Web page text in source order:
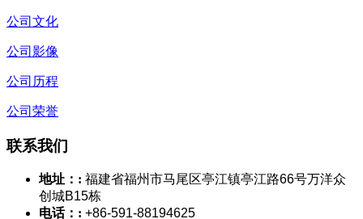
公司文化
公司影像
公司历程
公司荣誉
联系我们
地址：: 福建省福州市马尾区亭江镇亭江路66号万洋众
创城B15栋
电话：: +86-591-88194625